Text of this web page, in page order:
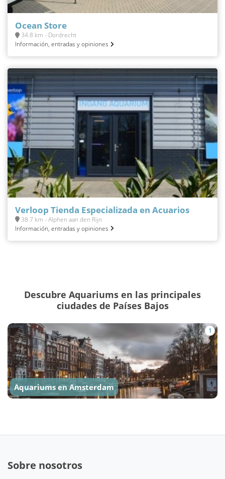
Ocean Store
34.8 km - Dordrecht
Información, entradas y opiniones
Verloop Tienda Especializada en Acuarios
38.7 km - Alphen aan den Rijn
Información, entradas y opiniones
Descubre Aquariums en las principales
ciudades de Países Bajos
1
Aquariums en Amsterdam
Sobre nosotros